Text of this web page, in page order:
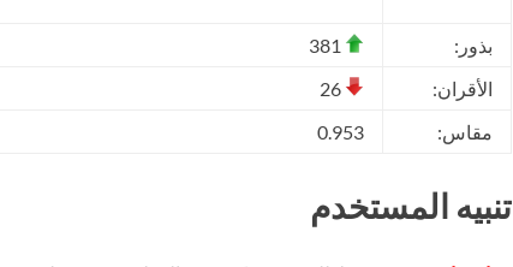
بذور:
الأقران:
مقاس:
0.953
تنبيه المستخدم